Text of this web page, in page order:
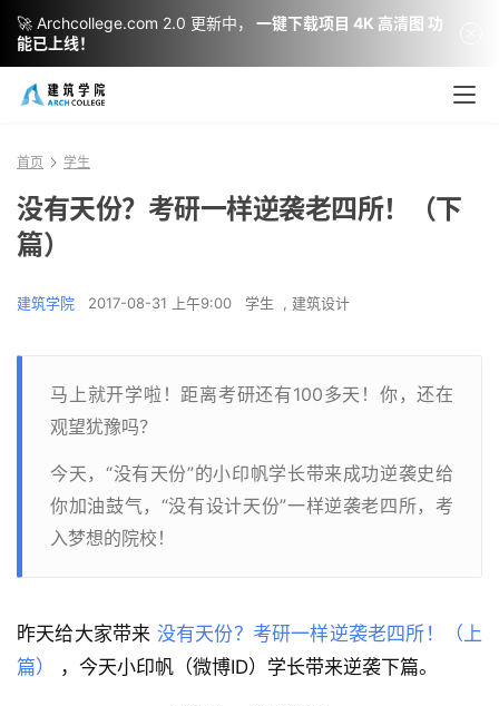
首页 学生
没有天份？考研一样逆袭老四所！（下
篇）
建筑学院 2017-08-31 上午9:00 学生 , 建筑设计
马上就开学啦！距离考研还有100多天！你，还在
观望犹豫吗？
今天，“没有天份”的小印帆学长带来成功逆袭史给
你加油鼓气，“没有设计天份”一样逆袭老四所，考
入梦想的院校！
昨天给大家带来 没有天份？考研一样逆袭老四所！（上
篇）
，今天小印帆（微博ID）学长带来逆袭下篇。
🚀 Archcollege.com 2.0 更新中，
一键下载项目 4K 高清图 功
能已上线！